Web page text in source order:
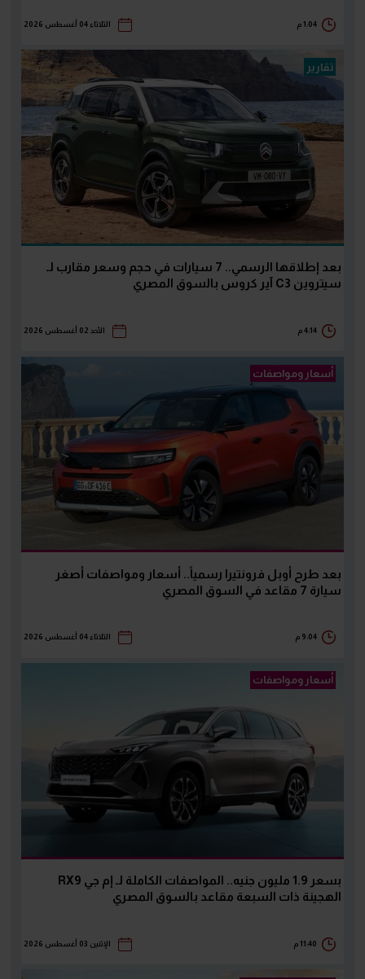
1:04 م الثلاثاء 04 أغسطس 2026
تقارير
بعد إطلاقها الرسمي.. 7 سيارات في حجم وسعر مقارب لـ
سيتروين C3 آير كروس بالسوق المصري
4:14 م الأحد 02 أغسطس 2026
أسعار ومواصفات
بعد طرح أوبل فرونتيرا رسمياً.. أسعار ومواصفات أصغر
سيارة 7 مقاعد في السوق المصري
9:04 م الثلاثاء 04 أغسطس 2026
أسعار ومواصفات
بسعر 1.9 مليون جنيه.. المواصفات الكاملة لـ إم جي RX9
الهجينة ذات السبعة مقاعد بالسوق المصري
11:40 م الإثنين 03 أغسطس 2026